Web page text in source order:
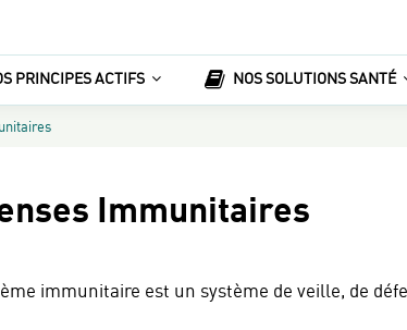
PRINCIPES ACTIFS NOS SOLUTIONS SANTÉ
Immunitaires
immunitaire est un système de veille, de